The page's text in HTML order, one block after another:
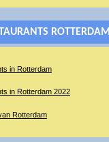
ROTTERDAM
in Rotterdam
in Rotterdam 2022
Rotterdam